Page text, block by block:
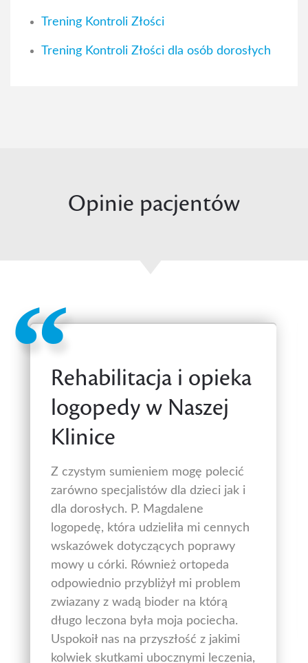
Trening Kontroli Złości
Trening Kontroli Złości dla osób dorosłych
Opinie pacjentów
Rehabilitacja i opieka
logopedy w Naszej
Klinice
Z czystym sumieniem mogę polecić
zarówno specjalistów dla dzieci jak i
dla dorosłych. P. Magdalene
logopedę, która udzieliła mi cennych
wskazówek dotyczących poprawy
mowy u córki. Również ortopeda
odpowiednio przybliżył mi problem
zwiazany z wadą bioder na którą
długo leczona była moja pociecha.
Uspokoił nas na przyszłość z jakimi
kolwiek skutkami ubocznymi leczenia,